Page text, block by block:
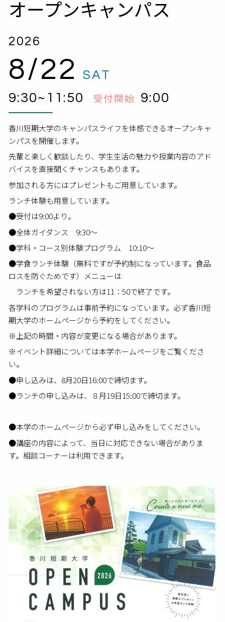
オープンキャンパス
2026
8/22 SAT
9:30~11:50 受付開始 9:00
香川短期大学のキャンパスライフを体感できるオープンキャ
ンパスを開催します。
先輩と楽しく歓談したり、学生生活の魅力や授業内容のアド
バイスを直接聞くチャンスもあります。
参加される方にはプレゼントもご用意しています。
ランチ体験も用意しています。
●受付は9:00より。
●全体ガイダンス 9:30～
●学科・コース別体験プログラム 10:10～
●学食ランチ体験（無料ですが予約制になっています。食品
ロスを防ぐためです）メニューは
ランチを希望されない方は11：50で終了です。
各学科のプログラムは事前予約になっています。必ず香川短
期大学のホームページから予約をしてください。
※上記の時間・内容が変更になる場合があります。
※イベント詳細については本学ホームページをご覧くださ
い。
●申し込みは、8月20日16:00で締切ます。
●ランチの申し込みは、８月19日15:00で締切ます。
●本学のホームページから必ず申し込みをしてください。
●講座の内容によって、当日に対応できない場合がありま
す。相談コーナーは利用できます。